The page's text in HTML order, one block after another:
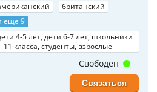
британский
еще 9
4-5 лет, дети 6-7 лет, школьники
11 класса, студенты, взрослые
Свободен
Связаться